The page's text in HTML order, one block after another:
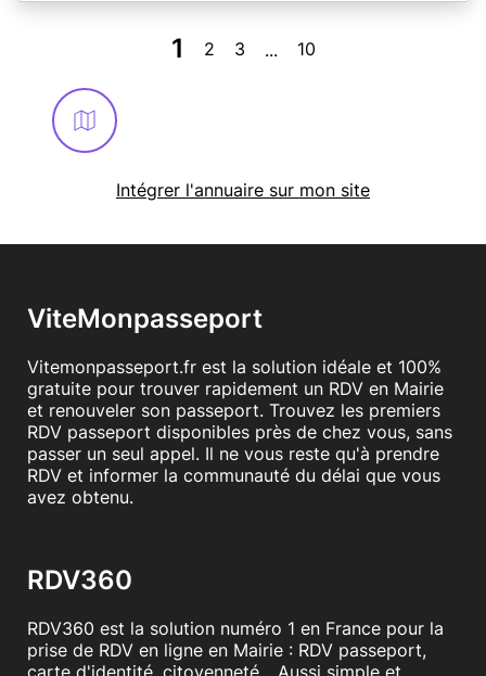
En savoir plus
1 2 3 ... 10
Intégrer l'annuaire sur mon site
ViteMonpasseport
Vitemonpasseport.fr est la solution idéale et 100%
gratuite pour trouver rapidement un RDV en Mairie
et renouveler son passeport. Trouvez les premiers
RDV passeport disponibles près de chez vous, sans
passer un seul appel. Il ne vous reste qu'à prendre
RDV et informer la communauté du délai que vous
avez obtenu.
RDV360
RDV360 est la solution numéro 1 en France pour la
prise de RDV en ligne en Mairie : RDV passeport,